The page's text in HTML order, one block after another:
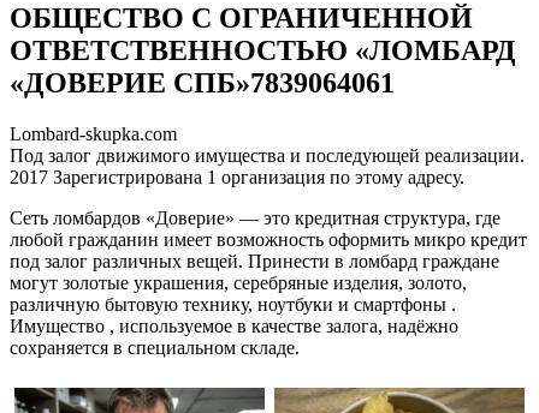
ОБЩЕСТВО С ОГРАНИЧЕННОЙ
ОТВЕТСТВЕННОСТЬЮ «ЛОМБАРД
«ДОВЕРИЕ СПБ»7839064061
Lombard-skupka.com
Под залог движимого имущества и последующей реализации.
2017 Зарегистрирована 1 организация по этому адресу.
Сеть ломбардов «Доверие» — это кредитная структура, где
любой гражданин имеет возможность оформить микро кредит
под залог различных вещей. Принести в ломбард граждане
могут золотые украшения, серебряные изделия, золото,
различную бытовую технику, ноутбуки и смартфоны .
Имущество , используемое в качестве залога, надёжно
сохраняется в специальном складе.